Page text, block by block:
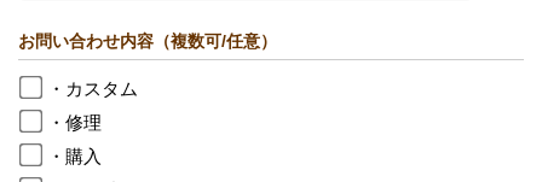
お問い合わせ内容（複数可/任意）
・カスタム
・修理
・購入